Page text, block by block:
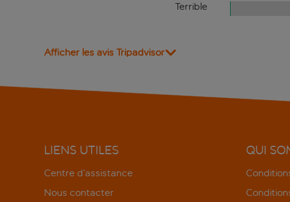
Terrible
Afficher les avis Tripadvisor
LIENS UTILES
Centre d’assistance
Nous contacter
QUI